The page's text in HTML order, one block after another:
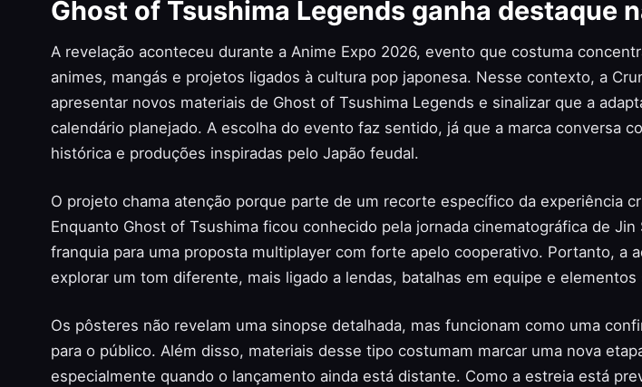
Ghost of Tsushima Legends ganha destaque
A revelação aconteceu durante a Anime Expo 2026, evento que costuma
animes, mangás e projetos ligados à cultura pop japonesa. Nesse contexto, a
apresentar novos materiais de Ghost of Tsushima Legends e sinalizar que a
calendário planejado. A escolha do evento faz sentido, já que a marca conversa
histórica e produções inspiradas pelo Japão feudal.
O projeto chama atenção porque parte de um recorte específico da experiência
Enquanto Ghost of Tsushima ficou conhecido pela jornada cinematográfica de Jin
franquia para uma proposta multiplayer com forte apelo cooperativo. Portanto, a
explorar um tom diferente, mais ligado a lendas, batalhas em equipe e elementos
Os pôsteres não revelam uma sinopse detalhada, mas funcionam como uma
para o público. Além disso, materiais desse tipo costumam marcar uma nova
especialmente quando o lançamento ainda está distante. Como a estreia está